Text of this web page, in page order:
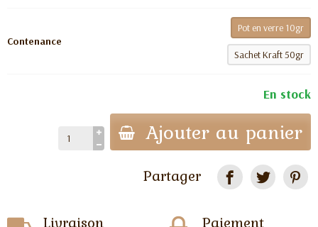
Contenance
Pot en verre 10gr
Sachet Kraft 50gr
En stock
Ajouter au panier
Partager
Livraison Paiement